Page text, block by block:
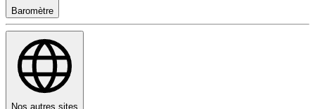
Baromètre
Nos autres sites